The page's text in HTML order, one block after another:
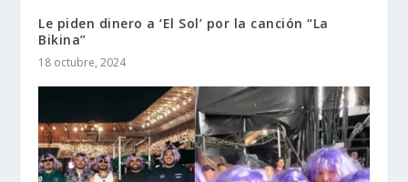
Le piden dinero a ‘El Sol’ por la canción “La
Bikina”
18 octubre, 2024